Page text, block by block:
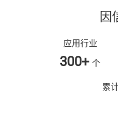
因
应用行业
300+ 个
累